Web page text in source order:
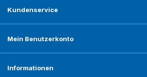
Kundenservice
Mein Benutzerkonto
Informationen